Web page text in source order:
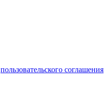
пользовательского соглашения